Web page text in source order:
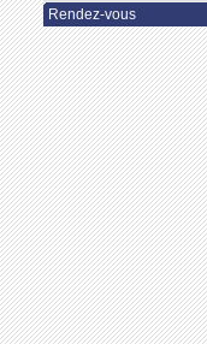
Rendez-vous